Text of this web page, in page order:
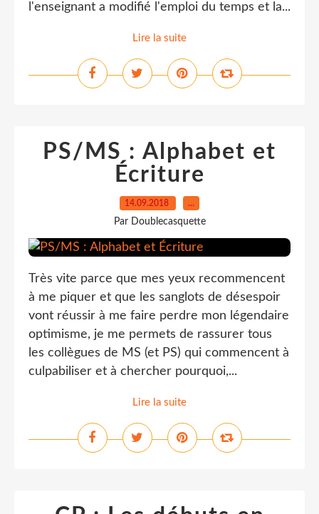
l'enseignant a modifié l'emploi du temps et la...
Lire la suite
PS/MS : Alphabet et
Écriture
14.09.2018 …
Par Doublecasquette
Très vite parce que mes yeux recommencent
à me piquer et que les sanglots de désespoir
vont réussir à me faire perdre mon légendaire
optimisme, je me permets de rassurer tous
les collègues de MS (et PS) qui commencent à
culpabiliser et à chercher pourquoi,...
Lire la suite